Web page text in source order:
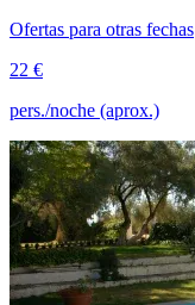
Ofertas para otras fechas
22 €
pers./noche (aprox.)